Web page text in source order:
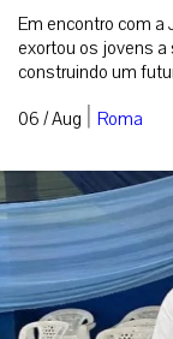
Em encontro com a
exortou os jovens a
construindo um
06 / Aug | Roma